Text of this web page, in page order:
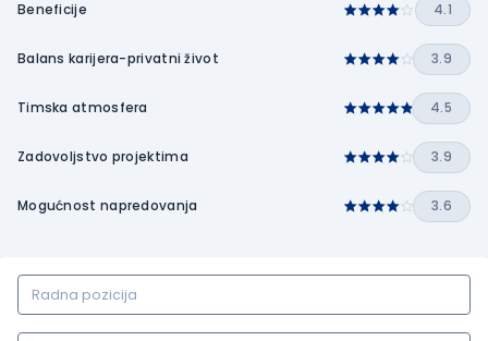
Beneficije 4.1
Balans karijera-privatni život 3.9
Timska atmosfera 4.5
Zadovoljstvo projektima 3.9
Mogućnost napredovanja 3.6